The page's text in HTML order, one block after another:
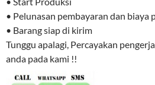
• Pelunasan pembayaran dan biaya
• Barang siap di kirim
Tunggu apalagi, Percayakan
anda pada kami !!